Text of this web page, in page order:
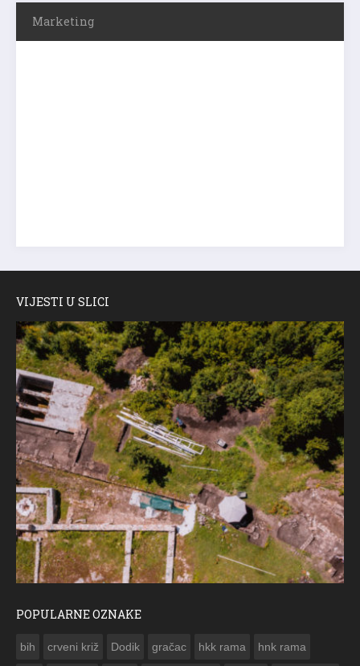
Marketing
VIJESTI U SLICI
POPULARNE OZNAKE
bih crveni križ Dodik gračac hkk rama hnk rama